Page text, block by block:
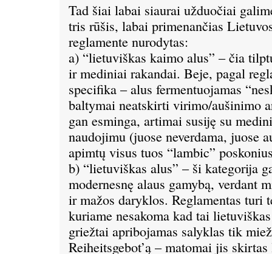
Tad šiai labai siaurai užduočiai
tris rūšis, labai primenančias
reglamente nurodytas:
a) “lietuviškas kaimo alus” – čia
ir mediniai rakandai. Beje, pagal
specifika – alus fermentuojamas
baltymai neatskirti virimo/aušinimo
gan esminga, artimai susiję su
naudojimu (juose neverdama, juose
apimtų visus tuos “lambic”
b) “lietuviškas alus” – ši kategorija
modernesnę alaus gamybą, verdant
ir mažos daryklos. Reglamentas turi
kuriame nesakoma kad tai
griežtai apribojamas salyklas tik
Reiheitsgebot’ą – matomai jis